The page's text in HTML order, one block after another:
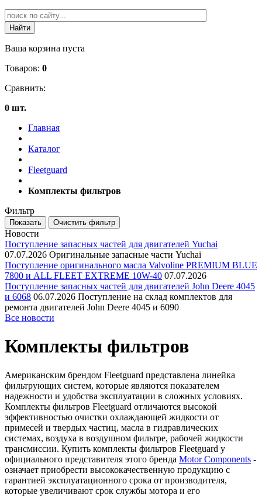
Ваша корзина пуста
Товаров: 0
Сравнить:
0 шт.
Главная
Каталог
Fleetguard
Комплекты фильтров
Фильтр
Новости
Поступление запасных частей для двигателей Yuchai
07.07.2026 Оригинальные запасные части Yuchai
Поступление оригинального масла Valvoline PREMIUM BLUE
7800 и ALL FLEET EXTREME 10W-40 07.07.2026
Поступление запасных частей для двигателей John Deere 4045
и 6068 06.07.2026 Поступление на склад комплектов для
ремонта двигателей John Deere 4045 и 6090
Все новости
Комплекты фильтров
Американским брендом Fleetguard представлена линейка
фильтрующих систем, которые являются показателем
надежности и удобства эксплуатации в сложных условиях.
Комплекты фильтров Fleetguard отличаются высокой
эффективностью очистки охлаждающей жидкости от
примесей и твердых частиц, масла в гидравлических
системах, воздуха в воздушном фильтре, рабочей жидкости
трансмиссии. Купить комплекты фильтров Fleetguard у
официального представителя этого бренда Motor Components -
означает приобрести высококачественную продукцию с
гарантией эксплуатационного срока от производителя,
которые увеличивают срок службы мотора и его